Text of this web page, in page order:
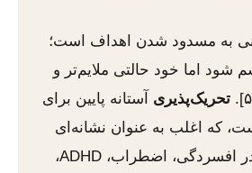
به مسدود شدن اهداف است؛
شود اما خود حالتی ملایم‌تر و
تحریک‌پذیری آستانه پایین برای
که اغلب به عنوان نشانه‌ای
ترامس‌تشخیصی در افسردگی، اضطراب، ADHD،